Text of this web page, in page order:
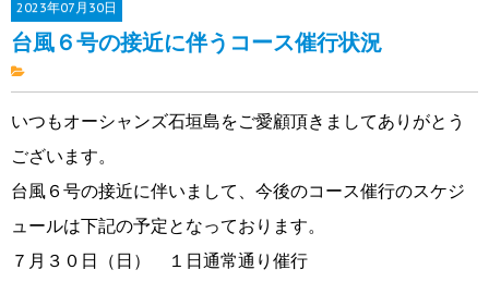
2023年07月30日
台風６号の接近に伴うコース催行状況
いつもオーシャンズ石垣島をご愛顧頂きましてありがとう
ございます。
台風６号の接近に伴いまして、今後のコース催行のスケジ
ュールは下記の予定となっております。
７月３０日（日） １日通常通り催行